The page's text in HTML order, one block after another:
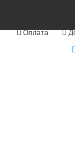
Оплата